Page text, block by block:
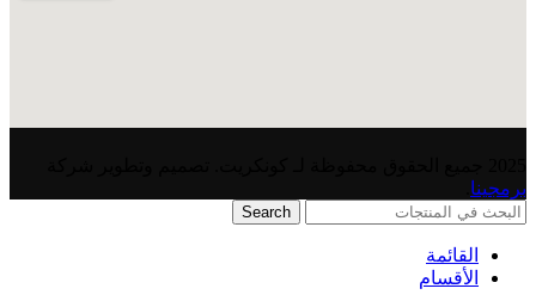
برمجينا
Search
القائمة
الأقسام